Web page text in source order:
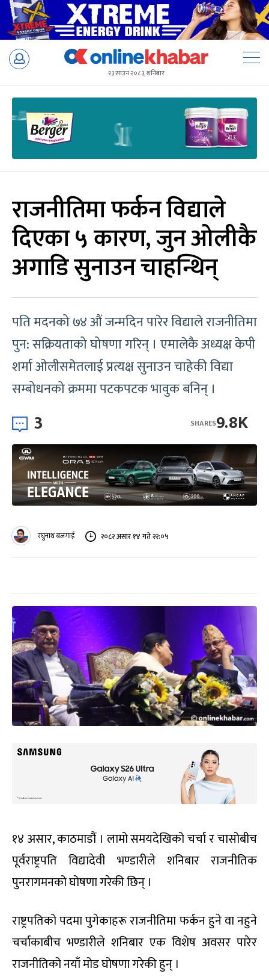
Skip
२३ साउन २०८३, शनिबार
राजनीतिमा फर्कन विद्याले
दिएका ५ कारण, जुन ओलीकै
अगाडि सुनाउन चाहन्थिन्
पति मदनको ७४ औं जन्मदिन पारेर विद्याले राजनीतिमा
पुन: सक्रियताको घोषणा गरिन् । एमालेकै अध्यक्ष केपी
शर्मा ओलीसमेतलाई प्रत्यक्ष सुनाउन चाहेकी विद्या
सम्बोधनको क्रममा पटकपटक भावुक बनिन् ।
3 9.8K
SHARES
रघुनाथ बजगाईं २०८२ असार १४ गते २२:०५
१४ असार, काठमाडौं । लामो समयदेखिको चर्चा र चासोबीच
पूर्वराष्ट्रपति विद्यादेवी भण्डारीले शनिबार राजनीतिक
पुनरागमनको घोषणा गरेकी छिन् ।
राष्ट्रपतिको पदमा पुगेकाहरू राजनीतिमा फर्कन हुने वा नहुने
चर्चाकाबीच भण्डारीले शनिबार एक विशेष अवसर पारेर
राजनीतिको नयाँ मोड घोषणा गरेकी हुन् ।